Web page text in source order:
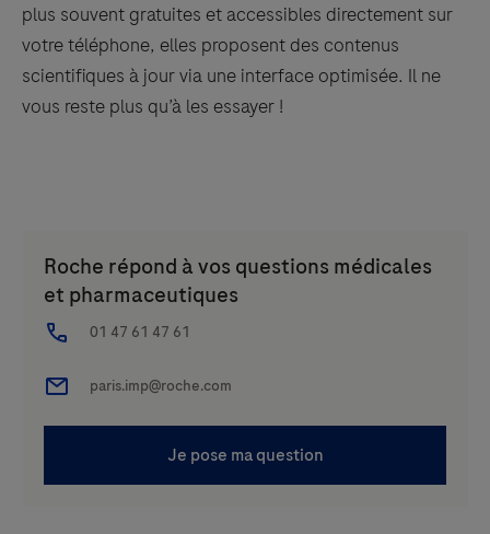
plus souvent gratuites et accessibles directement sur
votre téléphone, elles proposent des contenus
scientifiques à jour via une interface optimisée. Il ne
vous reste plus qu’à les essayer !